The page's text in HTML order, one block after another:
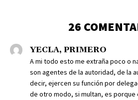
26
YECLA, PRIMERO
A mi todo esto me extraña poco o
son agentes de la autoridad, de la
decir, ejercen su función por
de otro modo, si multan, es porque